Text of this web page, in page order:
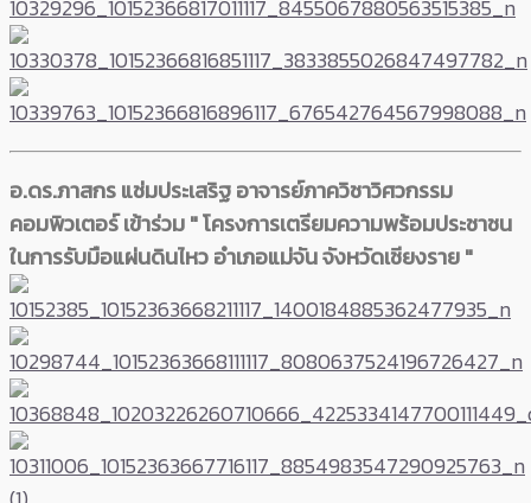
อ.ดร.ภาสกร แช่มประเสริฐ อาจารย์ภาควิชาวิศวกรรม
คอมพิวเตอร์ เข้าร่วม " โครงการเตรียมความพร้อมประชาชน
ในการรับมือแผ่นดินไหว อำเภอแม่จัน จังหวัดเชียงราย "